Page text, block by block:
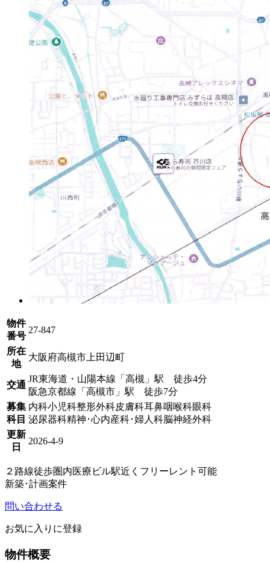
物件
番号
27-847
所在
地
大阪府高槻市上田辺町
交通
JR東海道・山陽本線「高槻」駅 徒歩4分
阪急京都線「高槻市」駅 徒歩7分
募集
科目
内科小児科整形外科皮膚科耳鼻咽喉科眼科
泌尿器科精神･心内産科･婦人科脳神経外科
更新
日
2026-4-9
２路線徒歩圏内医療ビル駅近く フリーレント可能
新築･計画案件
問い合わせる
お気に入りに登録
物件概要